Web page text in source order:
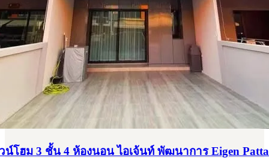
น์โฮม 3 ชั้น 4 ห้องนอน ไอเจ้นท์ พัฒนาการ Eigen